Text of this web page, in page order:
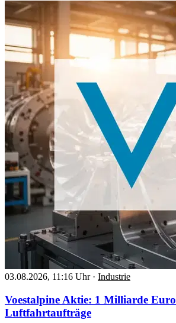
03.08.2026, 11:16 Uhr · Industrie
Voestalpine Aktie: 1 Milliarde Euro
Luftfahrtaufträge